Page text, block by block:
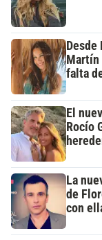
Desde
Martín
falta
El
Rocío
La
de
con